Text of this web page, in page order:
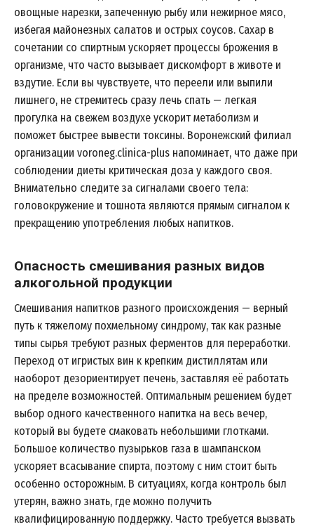
овощные нарезки, запеченную рыбу или нежирное мясо,
избегая майонезных салатов и острых соусов. Сахар в
сочетании со спиртным ускоряет процессы брожения в
организме, что часто вызывает дискомфорт в животе и
вздутие. Если вы чувствуете, что переели или выпили
лишнего, не стремитесь сразу лечь спать — легкая
прогулка на свежем воздухе ускорит метаболизм и
поможет быстрее вывести токсины. Воронежский филиал
организации voroneg.clinica-plus напоминает, что даже при
соблюдении диеты критическая доза у каждого своя.
Внимательно следите за сигналами своего тела:
головокружение и тошнота являются прямым сигналом к
прекращению употребления любых напитков.
Опасность смешивания разных видов
алкогольной продукции
Смешивания напитков разного происхождения — верный
путь к тяжелому похмельному синдрому, так как разные
типы сырья требуют разных ферментов для переработки.
Переход от игристых вин к крепким дистиллятам или
наоборот дезориентирует печень, заставляя её работать
на пределе возможностей. Оптимальным решением будет
выбор одного качественного напитка на весь вечер,
который вы будете смаковать небольшими глотками.
Большое количество пузырьков газа в шампанском
ускоряет всасывание спирта, поэтому с ним стоит быть
особенно осторожным. В ситуациях, когда контроль был
утерян, важно знать, где можно получить
квалифицированную поддержку. Часто требуется вызвать